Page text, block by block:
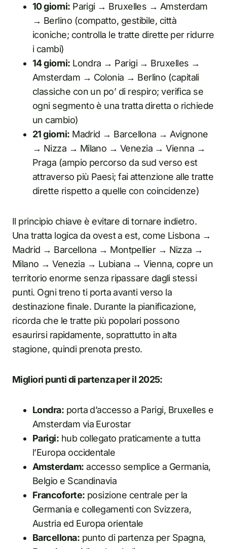
10 giorni: Parigi → Bruxelles → Amsterdam
→ Berlino (compatto, gestibile, città
iconiche; controlla le tratte dirette per ridurre
i cambi)
14 giorni: Londra → Parigi → Bruxelles →
Amsterdam → Colonia → Berlino (capitali
classiche con un po’ di respiro; verifica se
ogni segmento è una tratta diretta o richiede
un cambio)
21 giorni: Madrid → Barcellona → Avignone
→ Nizza → Milano → Venezia → Vienna →
Praga (ampio percorso da sud verso est
attraverso più Paesi; fai attenzione alle tratte
dirette rispetto a quelle con coincidenze)
Il principio chiave è evitare di tornare indietro.
Una tratta logica da ovest a est, come Lisbona →
Madrid → Barcellona → Montpellier → Nizza →
Milano → Venezia → Lubiana → Vienna, copre un
territorio enorme senza ripassare dagli stessi
punti. Ogni treno ti porta avanti verso la
destinazione finale. Durante la pianificazione,
ricorda che le tratte più popolari possono
esaurirsi rapidamente, soprattutto in alta
stagione, quindi prenota presto.
Migliori punti di partenza per il 2025:
Londra: porta d’accesso a Parigi, Bruxelles e
Amsterdam via Eurostar
Parigi: hub collegato praticamente a tutta
l’Europa occidentale
Amsterdam: accesso semplice a Germania,
Belgio e Scandinavia
Francoforte: posizione centrale per la
Germania e collegamenti con Svizzera,
Austria ed Europa orientale
Barcellona: punto di partenza per Spagna,